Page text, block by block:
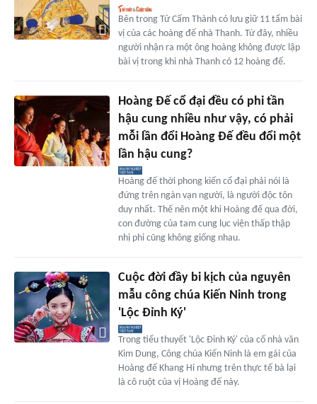
Bên trong Tử Cấm Thành có lưu giữ 11 tấm bài
vị của các hoàng đế nhà Thanh. Từ đây, nhiều
người nhận ra một ông hoàng không được lập
bài vị trong khi nhà Thanh có 12 hoàng đế.
Hoàng Đế cổ đại đều có phi tần
hậu cung nhiều như vậy, có phải
mỗi lần đổi Hoàng Đế đều đổi một
lần hậu cung?
Hoàng đế thời phong kiến cổ đại phải nói là
đứng trên ngàn vạn người, là người độc tôn
duy nhất. Thế nên một khi Hoàng đế qua đời,
con đường của tam cung lục viện thấp thập
nhị phi cũng không giống nhau.
Cuộc đời đầy bi kịch của nguyên
mẫu công chúa Kiến Ninh trong
'Lộc Đỉnh Ký'
Trong tiểu thuyết 'Lộc Đỉnh Ký' của cố nhà văn
Kim Dung, Công chúa Kiến Ninh là em gái của
Hoàng đế Khang Hi nhưng trên thực tế bà lại
là cô ruột của vị Hoàng đế này.